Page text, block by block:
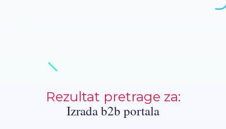
Rezultat pretrage za:
Izrada b2b portala